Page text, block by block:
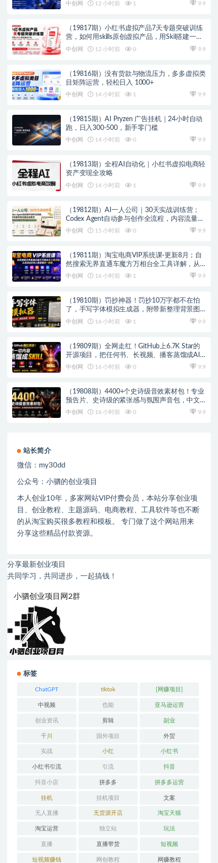
中创网 12 小时前 1 9.9
（19817期）小红书虚拟产品7天专题突破训练
营，如何用skills原创虚拟产品，用Skil搭建一套
从选题、内容、产品到交付的个人生产线
中创网 12 小时前 0 9.9
（19816期）没有货款与物流压力，多多虚拟类
目矩阵运营，轻松日入 1000+
中创网 14 小时前 1 9.9
（19815期）AI Pryzen 广告挂机｜24小时自动
跑，日入300-500，新手零门槛
中创网 14 小时前 0 9.9
（19813期）全程AI自动化｜小红书虚拟电商轻
资产变现全攻略
中创网 14 小时前 1 9.9
（19812期）AI一人公司｜30天实战训练营；
Codex Agent自动参与创作全流程，内容流量变
现完整实战教学
中创网 15 小时前 0 9.9
（19811期）淘宝电商VIP系统课-更新8月；自
然搜索无界直通车魔方万相台全工具详解，从
选词出价到人群逻辑逐一拆解
中创网 16 小时前 1 9.9
（19810期）罚抄神器！罚抄10万字都不在怕
了，手写字体模拟生成器，附带新整理背景图
和字体，纯本地离线运行
中创网 16 小时前 1 9.9
（19809期）全网走红！GitHub上6.7K Star的
开源项目，把任何书、长视频、播客蒸馏成AI
工具，值得收藏 cangjie-skill
中创网 16 小时前 0 9.9
（19808期）4400+个史诗级音效素材包！专业
预告片、史诗级的紧张感与氛围声音包，中文
分类，超级精选包
中创网 16 小时前 0 9.9
站长简介
微信： my30dd
公众号：小驷的创业项目
本人创业10年，多家网站VIP付费会员，本站分享创业项
目、创业教程、主题源码、电商教程、工具软件等也不断
的从淘宝购买很多教程和模板。 专门做了这个网站用来
分享这些精品付款资源。
分享最新创业项目
共同学习，共同进步，一起搞钱！
小驷创业项目网2群
标签
ChatGPT tiktok [网赚项目]
中视频 也能 亚马逊运营
创业资讯 剪辑 副业
千川 国外项目 外贸
实战 小红 小红书
小红书引流 引流 抖音
抖音小店 拼多多 拼多多运营
挂机 挂机项目 文案
无人直播 无货源开店 淘宝天猫
淘宝运营 独立站 玩法
直播 直播带货 短视频
短视频赚钱 网创教程 网赚教程